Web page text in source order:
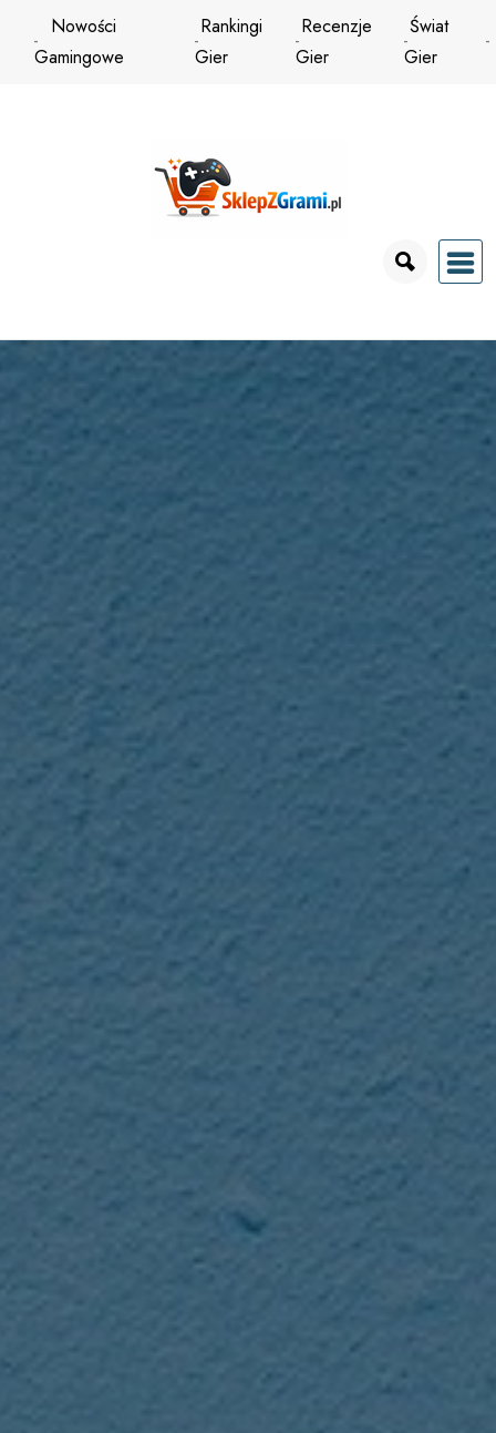
PrzejdźNowości
Gamingowe
Rankingi
Gier
Recenzje
Gier
Świat
Gier